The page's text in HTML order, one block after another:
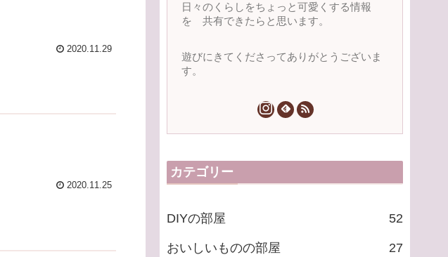
2020.11.29
2020.11.25
日々のくらしをちょっと可愛くする情報
を 共有できたらと思います。
遊びにきてくださってありがとうございま
す。
カテゴリー
DIYの部屋 52
おいしいものの部屋 27